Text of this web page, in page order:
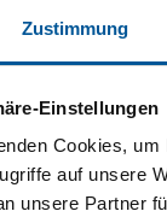
Zustimmung
Einstellungen
Cookies,
auf unsere
unsere Partner